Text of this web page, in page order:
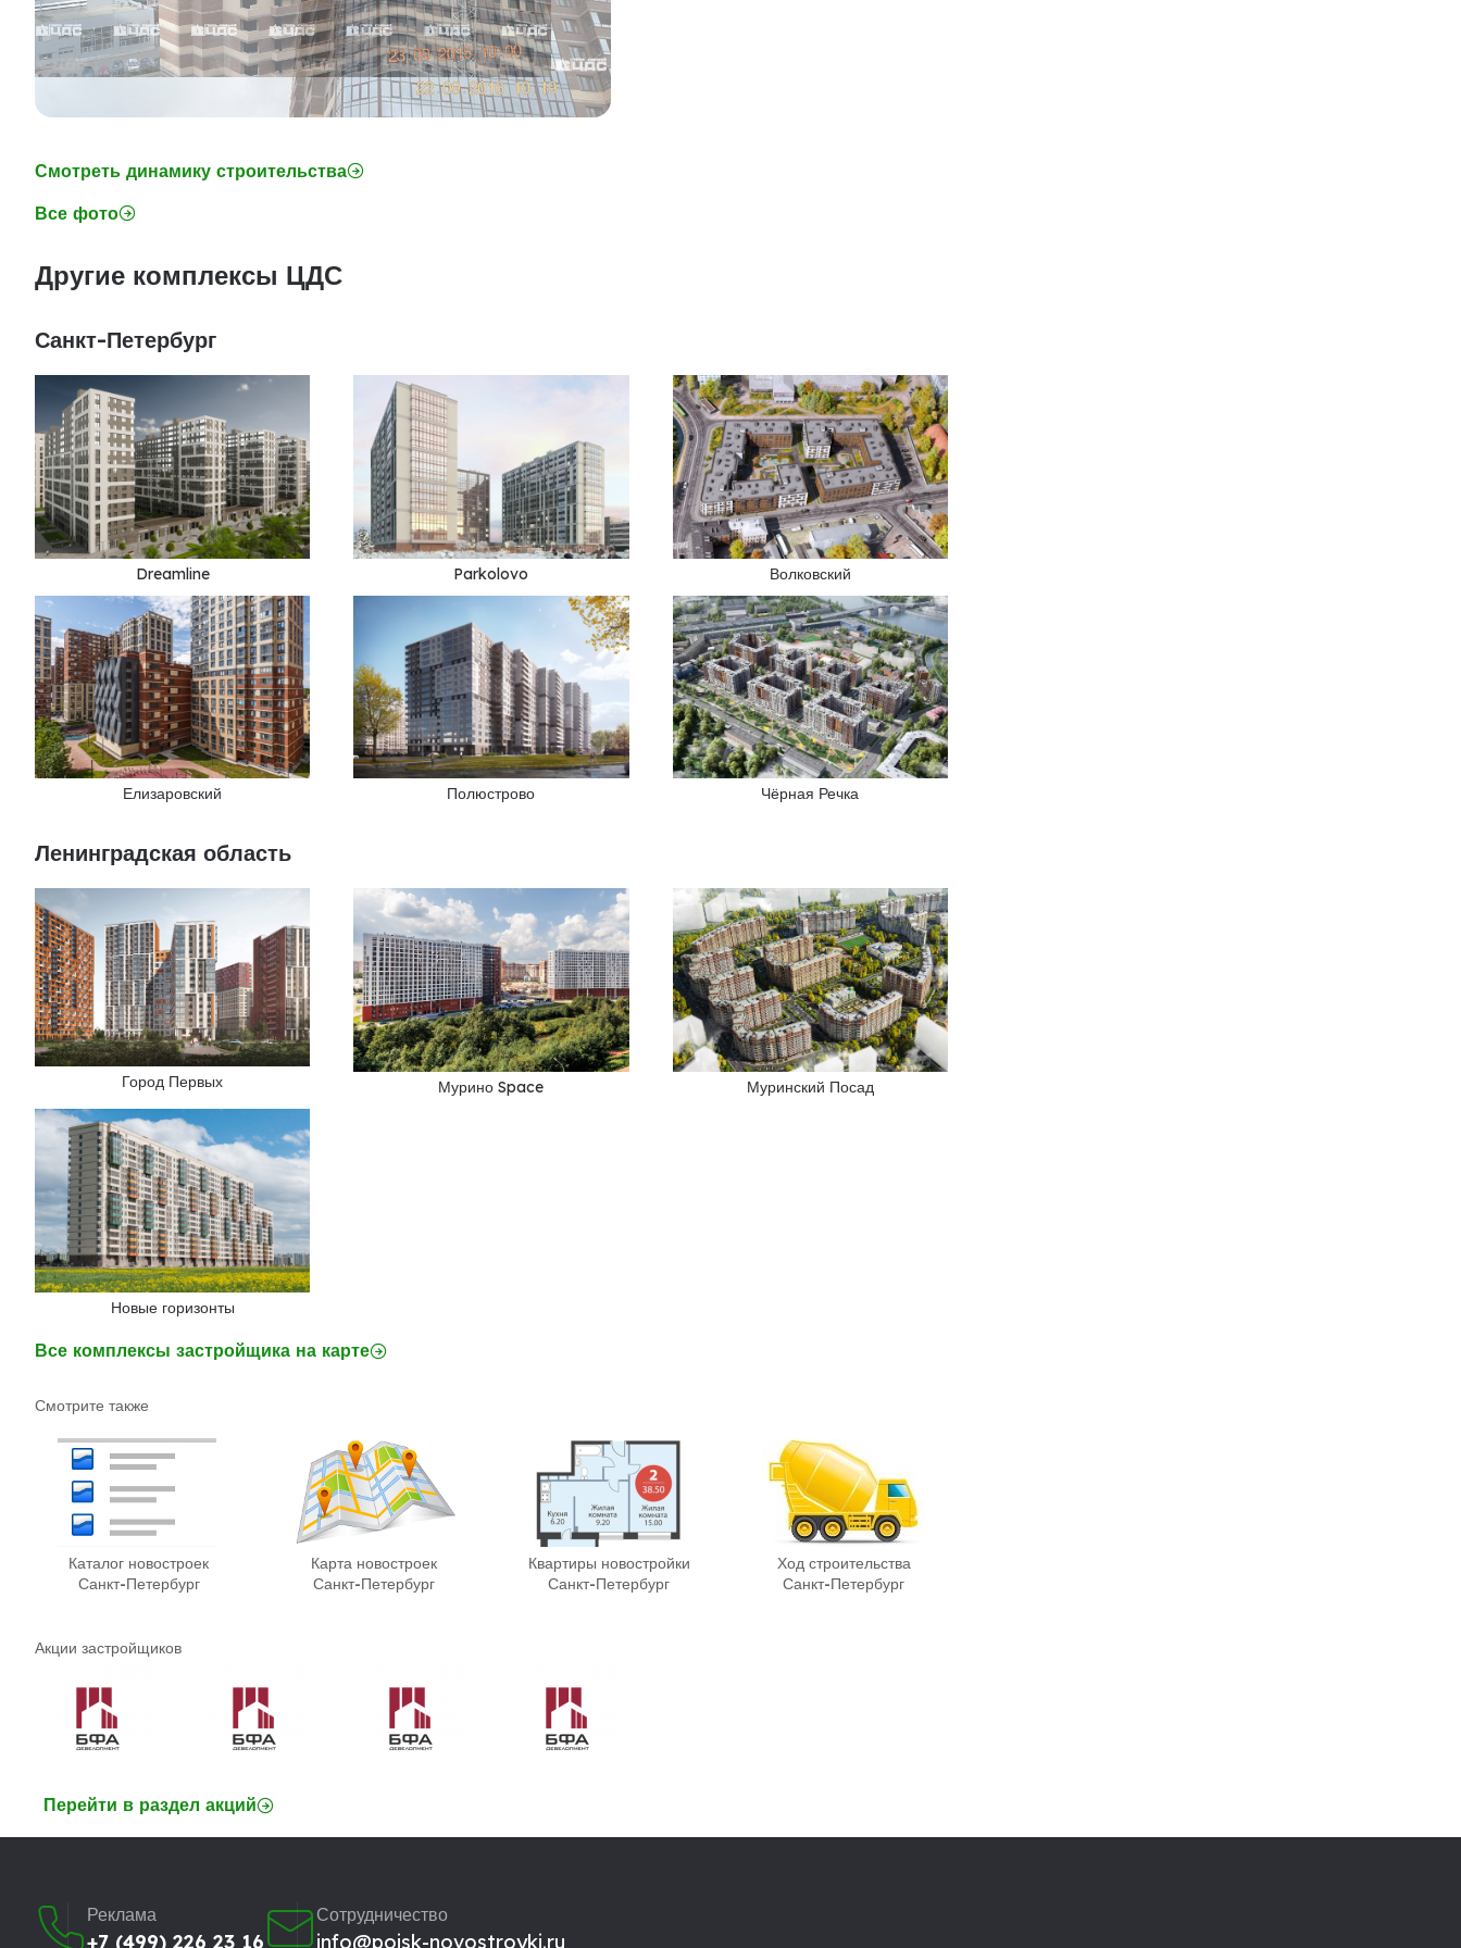
Смотреть динамику строительства
Все фото
Другие комплексы ЦДС
Санкт-Петербург
Dreamline Parkolovo Волковский
Елизаровский Полюстрово Чёрная Речка
Ленинградская область
Город Первых Мурино Space Муринский Посад
Новые горизонты
Все комплексы застройщика на карте
Смотрите также
Каталог новостроек
Санкт-Петербург
Карта новостроек
Санкт-Петербург
Квартиры новостройки
Санкт-Петербург
Ход строительства
Санкт-Петербург
Акции застройщиков
Перейти в раздел акций
Реклама
+7 (499) 226 23 16
Сотрудничество
info@poisk-novostroyki.ru